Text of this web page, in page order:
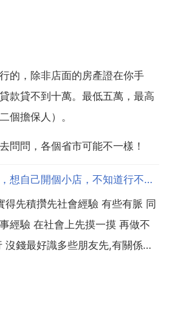
的，除非店面的房產證在你手
款貸不到十萬。最低五萬，最高
個擔保人）。
問問，各個省市可能不一樣！
我是剛畢業的大學生，想自己開個小店，不知道行不行，誰能給我點
得先積攢先社會經驗 有些有脈 同
經驗 在社會上先摸一摸 再做不
沒錢最好識多些朋友先,有關係才